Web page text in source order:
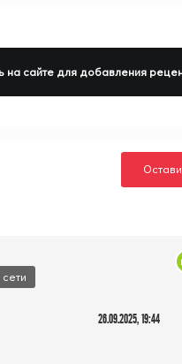
на сайте для добавления
26.09.2025, 19:44